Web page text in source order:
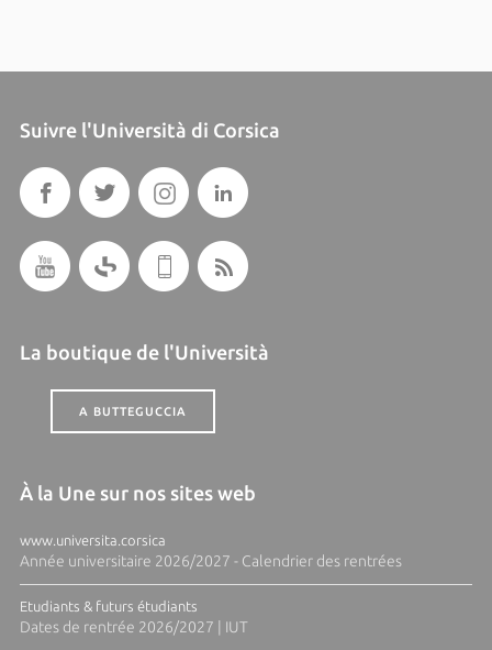
Suivre l'Università di Corsica
La boutique de l'Università
A BUTTEGUCCIA
À la Une sur nos sites web
www.universita.corsica
Année universitaire 2026/2027 - Calendrier des rentrées
Etudiants & futurs étudiants
Dates de rentrée 2026/2027 | IUT